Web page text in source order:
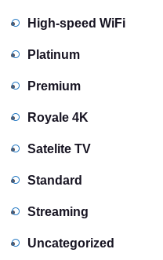
High-speed WiFi
Platinum
Premium
Royale 4K
Satelite TV
Standard
Streaming
Uncategorized